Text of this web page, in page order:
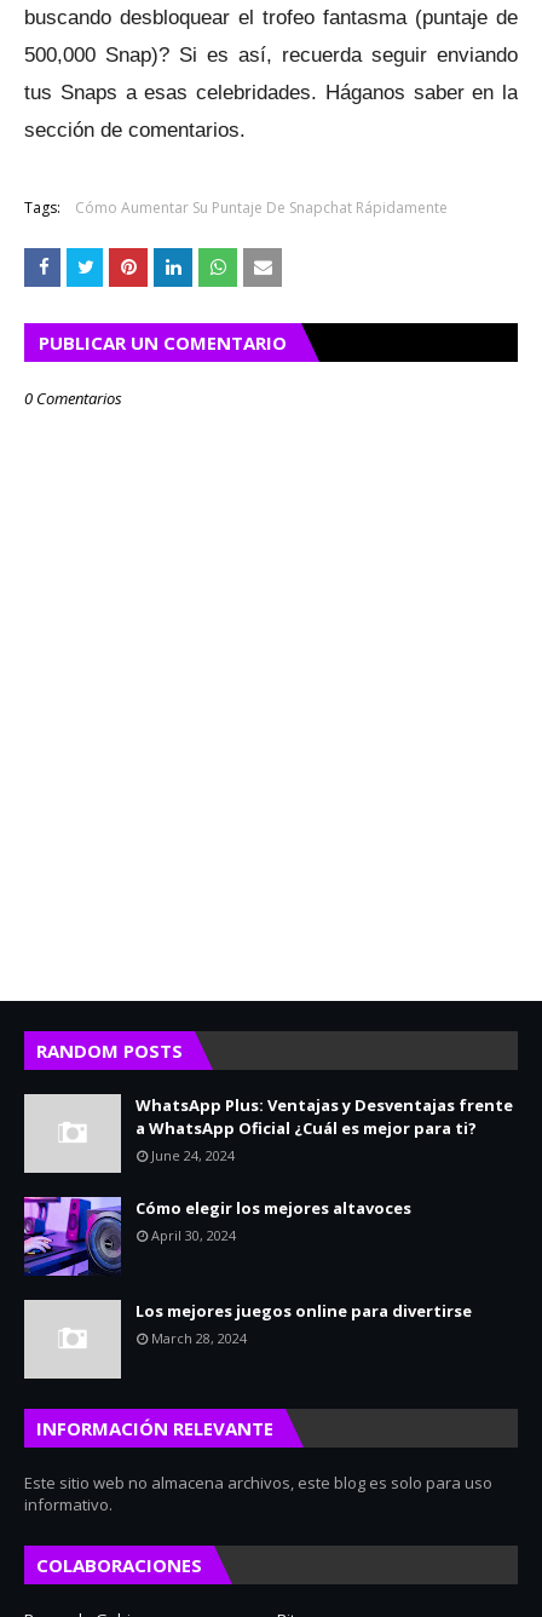
buscando desbloquear el trofeo fantasma (puntaje de
500,000 Snap)? Si es así, recuerda seguir enviando
tus Snaps a esas celebridades. Háganos saber en la
sección de comentarios.
Tags: Cómo Aumentar Su Puntaje De Snapchat Rápidamente
PUBLICAR UN COMENTARIO
0 Comentarios
RANDOM POSTS
WhatsApp Plus: Ventajas y Desventajas frente
a WhatsApp Oficial ¿Cuál es mejor para ti?
June 24, 2024
Cómo elegir los mejores altavoces
April 30, 2024
Los mejores juegos online para divertirse
March 28, 2024
INFORMACIÓN RELEVANTE
Este sitio web no almacena archivos, este blog es solo para uso
informativo.
COLABORACIONES